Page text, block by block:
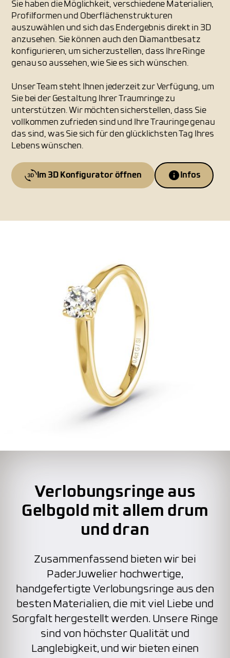
Sie haben die Möglichkeit, verschiedene Materialien,
Profilformen und Oberflächenstrukturen
auszuwählen und sich das Endergebnis direkt in 3D
anzusehen. Sie können auch den Diamantbesatz
konfigurieren, um sicherzustellen, dass Ihre Ringe
genau so aussehen, wie Sie es sich wünschen.
Unser Team steht Ihnen jederzeit zur Verfügung, um
Sie bei der Gestaltung Ihrer Traumringe zu
unterstützen. Wir möchten sicherstellen, dass Sie
vollkommen zufrieden sind und Ihre Trauringe genau
das sind, was Sie sich für den glücklichsten Tag Ihres
Lebens wünschen.
Im 3D Konfigurator öffnen Infos
Verlobungsringe aus
Gelbgold mit allem drum
und dran
Zusammenfassend bieten wir bei
PaderJuwelier hochwertige,
handgefertigte Verlobungsringe aus den
besten Materialien, die mit viel Liebe und
Sorgfalt hergestellt werden. Unsere Ringe
sind von höchster Qualität und
Langlebigkeit, und wir bieten einen